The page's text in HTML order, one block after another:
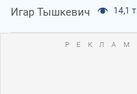
Игар Тышкевич 14,1 т.